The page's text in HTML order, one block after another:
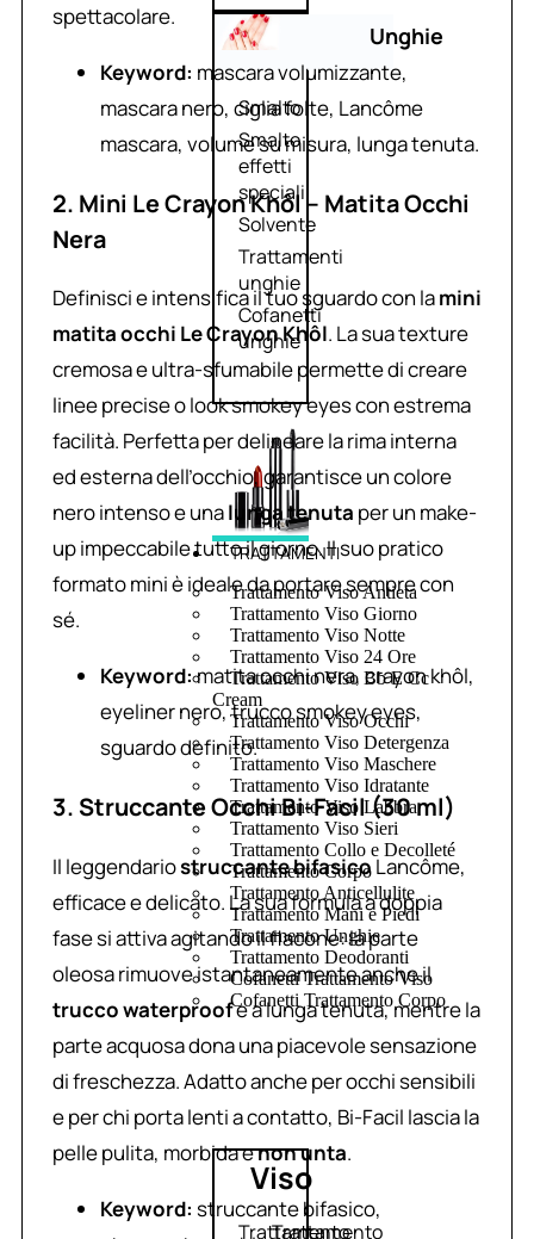
Unghie
Smalto
Smalto
effetti
speciali
Solvente
Trattamenti
unghie
Cofanetti
unghie
TRATTAMENTI
Trattamento Viso Antieta
Trattamento Viso Giorno
Trattamento Viso Notte
Trattamento Viso 24 Ore
Trattamento Viso Bb E Cc
Cream
Trattamento Viso Occhi
Trattamento Viso Detergenza
Trattamento Viso Maschere
Trattamento Viso Idratante
Trattamento Viso Labbra
Trattamento Viso Sieri
Trattamento Collo e Decolleté
Trattamento Corpo
Trattamento Anticellulite
Trattamento Mani e Piedi
Trattamento Unghie
Trattamento Deodoranti
Cofanetti Trattamento Viso
Cofanetti Trattamento Corpo
Viso
Trattamento
Trattamento
spettacolare.
Keyword: mascara volumizzante,
mascara nero, ciglia folte, Lancôme
mascara, volume su misura, lunga tenuta.
2. Mini Le Crayon Khôl – Matita Occhi
Nera
Definisci e intensifica il tuo sguardo con lamini
matita occhi Le Crayon Khôl. La sua texture
cremosa e ultra-sfumabile permette di creare
linee precise o look smokey eyes con estrema
facilità. Perfetta per delineare la rima interna
ed esterna dell’occhio, garantisce un colore
nero intenso e unalunga tenuta per un make-
up impeccabile tutto il giorno. Il suo pratico
formato mini è ideale da portare sempre con
sé.
Keyword:matita occhi nera, crayon khôl,
eyeliner nero, trucco smokey eyes,
sguardo definito.
3. Struccante Occhi Bi-Facil (30 ml)
Il leggendariostruccante bifasicoLancôme,
efficace e delicato. La sua formula a doppia
fase si attiva agitando il flacone: la parte
oleosa rimuove istantaneamente anche il
trucco waterproofe a lunga tenuta, mentre la
parte acquosa dona una piacevole sensazione
di freschezza. Adatto anche per occhi sensibili
e per chi porta lenti a contatto, Bi-Facil lascia la
pelle pulita, morbida enon unta.
Keyword: struccante bifasico,